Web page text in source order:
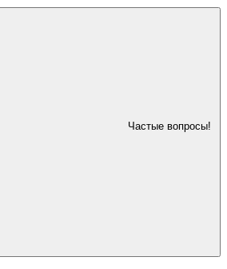
Частые вопросы!